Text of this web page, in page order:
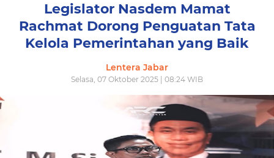
Legislator Nasdem Mamat
Rachmat Dorong Penguatan Tata
Kelola Pemerintahan yang Baik
Lentera Jabar
Selasa, 07 Oktober 2025 | 08:24 WIB